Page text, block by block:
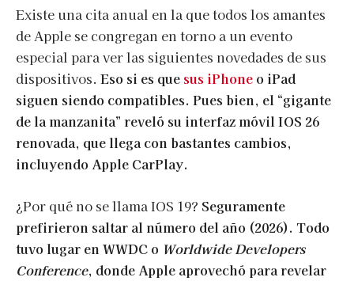
Existe una cita anual en la que todos los amantes
de Apple se congregan en torno a un evento
especial para ver las siguientes novedades de sus
dispositivos. Eso si es que sus iPhone o iPad
siguen siendo compatibles. Pues bien, el “gigante
de la manzanita” reveló su interfaz móvil IOS 26
renovada, que llega con bastantes cambios,
incluyendo Apple CarPlay.
¿Por qué no se llama IOS 19? Seguramente
prefirieron saltar al número del año (2026). Todo
tuvo lugar en WWDC o Worldwide Developers
Conference, donde Apple aprovechó para revelar